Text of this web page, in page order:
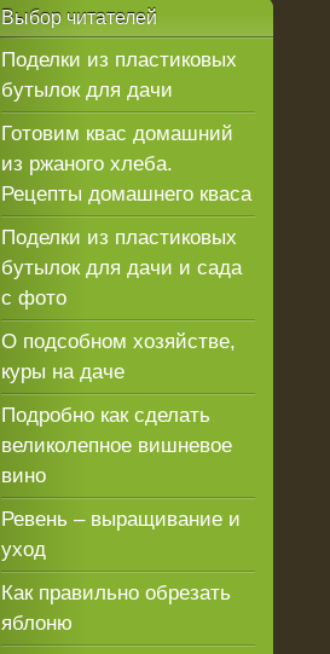
Выборчитателей
Поделки из пластиковых
бутылок для дачи
Готовим квас домашний
из ржаного хлеба.
Рецепты домашнего кваса
Поделки из пластиковых
бутылок для дачи и сада
с фото
О подсобном хозяйстве,
куры на даче
Подробно как сделать
великолепное вишневое
вино
Ревень – выращивание и
уход
Как правильно обрезать
яблоню